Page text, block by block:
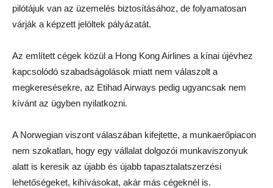
pilótájuk van az üzemelés biztosításához, de folyamatosan
várják a képzett jelöltek pályázatát.
Az említett cégek közül a Hong Kong Airlines a kínai újévhez
kapcsolódó szabadságolások miatt nem válaszolt a
megkeresésekre, az Etihad Airways pedig ugyancsak nem
kívánt az ügyben nyilatkozni.
A Norwegian viszont válaszában kifejtette, a munkaerőpiacon
nem szokatlan, hogy egy vállalat dolgozói munkaviszonyuk
alatt is keresik az újabb és újabb tapasztalatszerzési
lehetőségeket, kihívásokat, akár más cégeknél is.